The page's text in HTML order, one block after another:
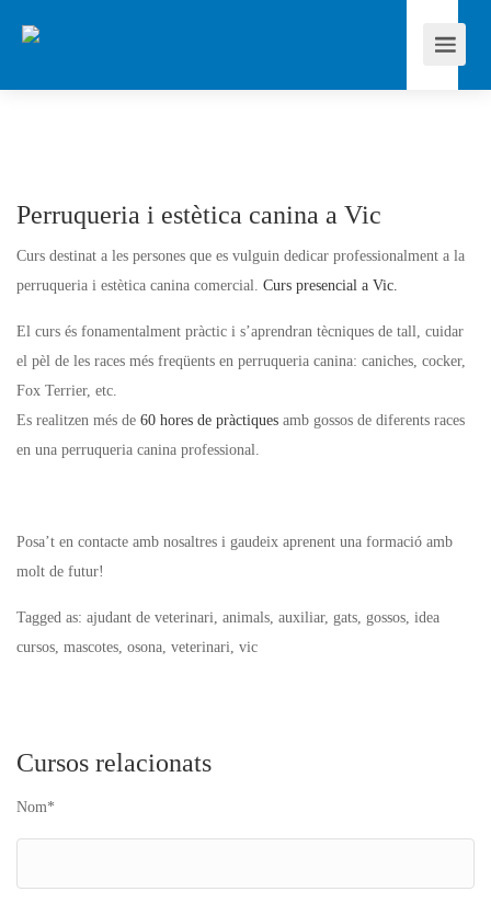
Perruqueria i estètica canina a Vic
Curs destinat a les persones que es vulguin dedicar professionalment a la
perruqueria i estètica canina comercial. Curs presencial a Vic.
El curs és fonamentalment pràctic i s’aprendran tècniques de tall, cuidar
el pèl de les races més freqüents en perruqueria canina: caniches, cocker,
Fox Terrier, etc.
Es realitzen més de 60 hores de pràctiques amb gossos de diferents races
en una perruqueria canina professional.
Posa’t en contacte amb nosaltres i gaudeix aprenent una formació amb
molt de futur!
Tagged as: ajudant de veterinari, animals, auxiliar, gats, gossos, idea
cursos, mascotes, osona, veterinari, vic
Cursos relacionats
Nom*